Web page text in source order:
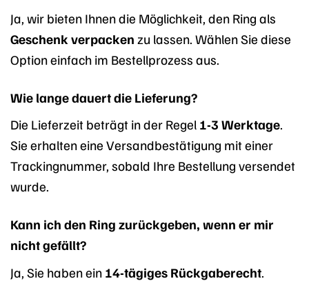
Ja, wir bieten Ihnen die Möglichkeit, den Ring als
Geschenk verpacken zu lassen. Wählen Sie diese
Option einfach im Bestellprozess aus.
Wie lange dauert die Lieferung?
Die Lieferzeit beträgt in der Regel 1-3 Werktage.
Sie erhalten eine Versandbestätigung mit einer
Trackingnummer, sobald Ihre Bestellung versendet
wurde.
Kann ich den Ring zurückgeben, wenn er mir
nicht gefällt?
Ja, Sie haben ein 14-tägiges Rückgaberecht.